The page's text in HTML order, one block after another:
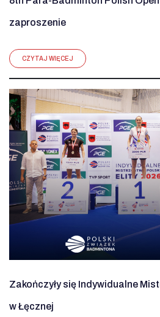
zaproszenie
CZYTAJ WIĘCEJ
Zakończyły się Indywidualne
w Łęcznej